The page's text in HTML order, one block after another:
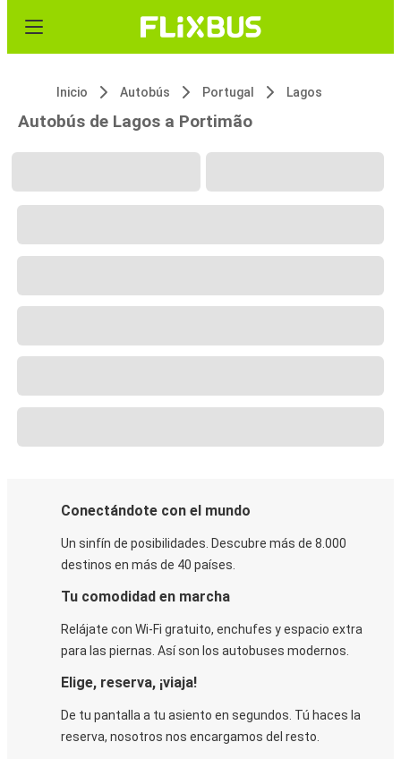
Inicio Autobús Portugal Lagos
Autobús de Lagos a Portimão
Conectándote con el mundo
Un sinfín de posibilidades. Descubre más de 8.000
destinos en más de 40 países.
Tu comodidad en marcha
Relájate con Wi-Fi gratuito, enchufes y espacio extra
para las piernas. Así son los autobuses modernos.
Elige, reserva, ¡viaja!
De tu pantalla a tu asiento en segundos. Tú haces la
reserva, nosotros nos encargamos del resto.